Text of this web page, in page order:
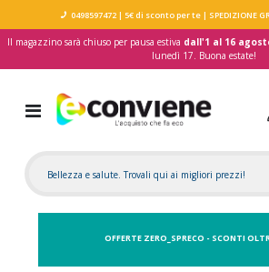
0498597472| 5€ di sconto per te| SPEDIZIONE
Il magazzino sarà chiuso per pausa estiva dall'1 al 16
lunedì 17. Buona estate!
Toggle
Nav
OFFERTE ZERO_SPRECO - SCONTI